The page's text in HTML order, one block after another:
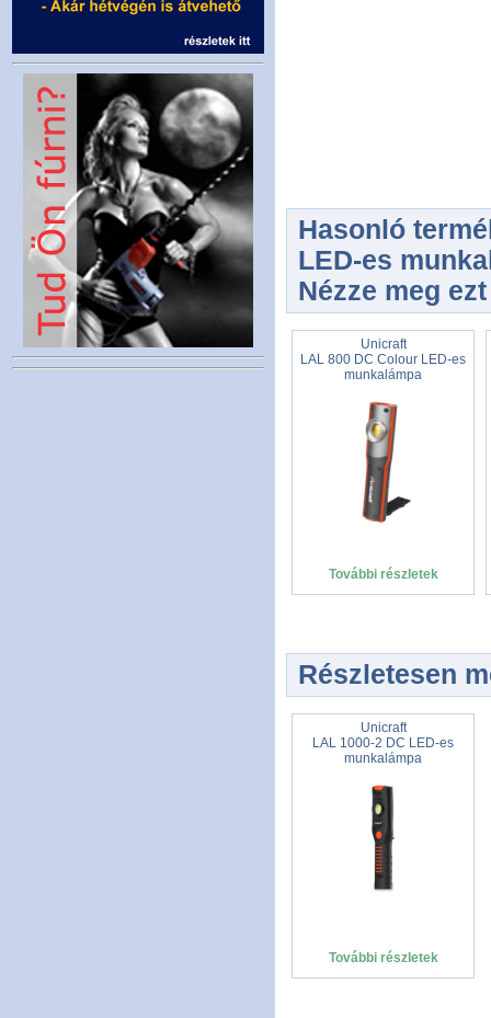
Hasonló
LED-es
Nézze meg
Unicraft
LAL 800 DC Colour LED-es
munkalámpa
További részletek
Részletesen
Unicraft
LAL 1000-2 DC LED-es
munkalámpa
További részletek